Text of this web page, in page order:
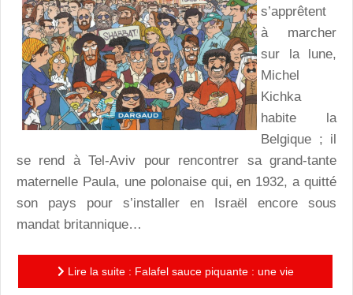
s’apprêtent
à marcher
sur la lune,
Michel
Kichka
habite la
Belgique ; il
se rend à Tel-Aviv pour rencontrer sa grand-tante
maternelle Paula, une polonaise qui, en 1932, a quitté
son pays pour s’installer en Israël encore sous
mandat britannique…
Lire la suite : Falafel sauce piquante : une vie